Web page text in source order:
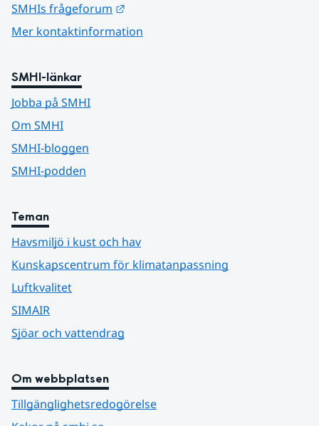
SMHIs frågeforum
Mer kontaktinformation
SMHI-länkar
Jobba på SMHI
Om SMHI
SMHI-bloggen
SMHI-podden
Teman
Havsmiljö i kust och hav
Kunskapscentrum för klimatanpassning
Luftkvalitet
SIMAIR
Sjöar och vattendrag
Om webbplatsen
Tillgänglighetsredogörelse